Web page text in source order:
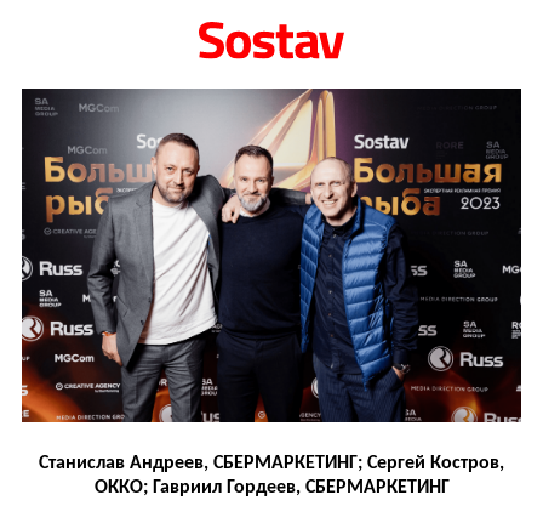
Станислав Андреев, СБЕРМАРКЕТИНГ; Сергей Костров,
ОККО; Гавриил Гордеев, СБЕРМАРКЕТИНГ